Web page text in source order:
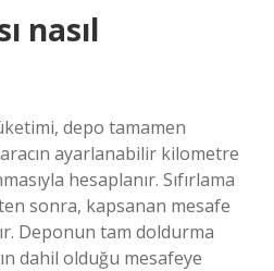
nasıl
depo tamamen
ayarlanabilir kilometre
hesaplanır. Sıfırlama
sonra, kapsanan mesafe
Deponun tam doldurma
dahil olduğu mesafeye